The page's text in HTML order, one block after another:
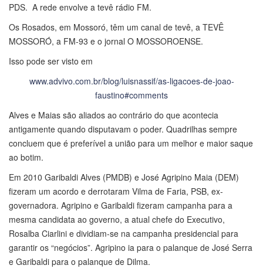
PDS. A rede envolve a tevê rádio FM.
Os Rosados, em Mossoró, têm um canal de tevê, a TEVÊ
MOSSORÓ, a FM-93 e o jornal O MOSSOROENSE.
Isso pode ser visto em
www.advivo.com.br/blog/luisnassif/as-ligacoes-de-joao-
faustino#comments
Alves e Maias são aliados ao contrário do que acontecia
antigamente quando disputavam o poder. Quadrilhas sempre
concluem que é preferível a união para um melhor e maior saque
ao botim.
Em 2010 Garibaldi Alves (PMDB) e José Agripino Maia (DEM)
fizeram um acordo e derrotaram Vilma de Faria, PSB, ex-
governadora. Agripino e Garibaldi fizeram campanha para a
mesma candidata ao governo, a atual chefe do Executivo,
Rosalba Ciarlini e dividiam-se na campanha presidencial para
garantir os “negócios”. Agripino ia para o palanque de José Serra
e Garibaldi para o palanque de Dilma.